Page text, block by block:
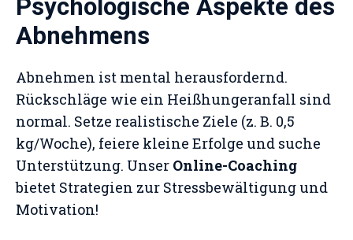
Psychologische Aspekte des
Abnehmens
Abnehmen ist mental herausfordernd.
Rückschläge wie ein Heißhungeranfall sind
normal. Setze realistische Ziele (z. B. 0,5
kg/Woche), feiere kleine Erfolge und suche
Unterstützung. Unser Online-Coaching
bietet Strategien zur Stressbewältigung und
Motivation!